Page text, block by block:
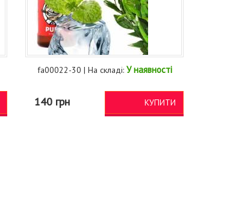
fa00022-30 | На складі: У наявності
140 грн КУПИТИ